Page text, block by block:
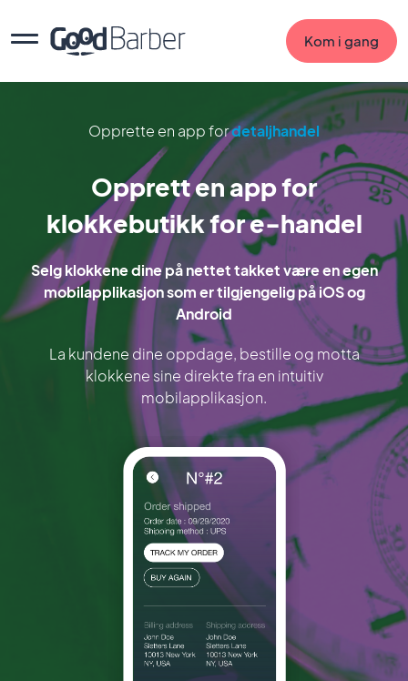
Kom i gang
Opprette en app fordetaljhandel
Opprett en app for
klokkebutikk for e-handel
Selg klokkene dine på nettet takket være en egen
mobilapplikasjon som er tilgjengelig på iOS og
Android
La kundene dine oppdage, bestille og motta
klokkene sine direkte fra en intuitiv
mobilapplikasjon.